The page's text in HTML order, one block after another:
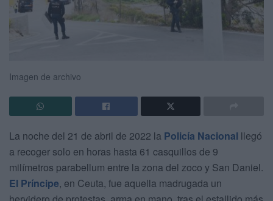
Imagen de archivo
La noche del 21 de abril de 2022 la Policía Nacional llegó
a recoger solo en horas hasta 61 casquillos de 9
milímetros parabellum entre la zona del zoco y San Daniel.
El Príncipe, en Ceuta, fue aquella madrugada un